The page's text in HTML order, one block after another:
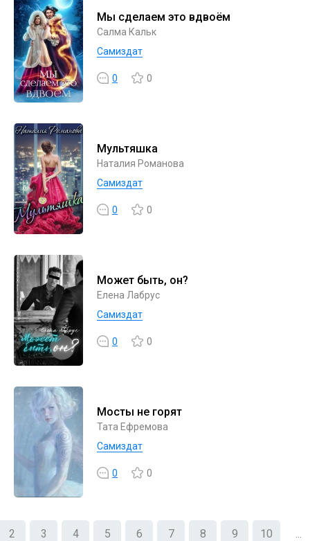
Мы сделаем это вдвоём
Салма Кальк
Самиздат
0 0
Мультяшка
Наталия Романова
Самиздат
0 0
Может быть, он?
Елена Лабрус
Самиздат
0 0
Мосты не горят
Тата Ефремова
Самиздат
0 0
2 3 4 5 6 7 8 9 10 ...